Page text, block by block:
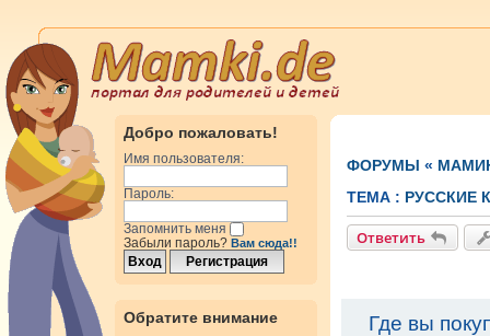
Добро пожаловать!
Имя пользователя:
Пароль:
Запомнить меня
Забыли пароль? Вам сюда!!
Обратите внимание
ФОРУМЫ «
ТЕМА : РУССКИЕ
Ответить
Где вы